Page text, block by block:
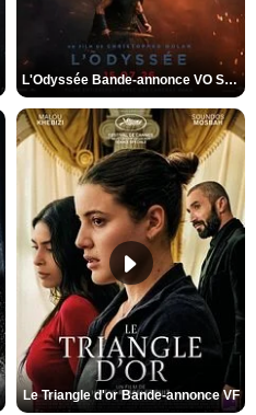
L'Odyssée Bande-annonce VO STFR
Le Triangle d'or Bande-annonce VF